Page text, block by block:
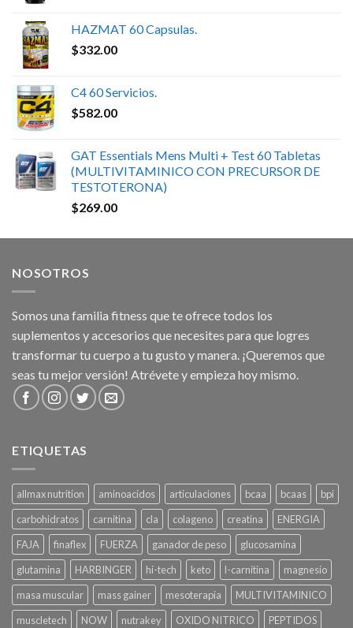
HAZMAT 60 Capsulas.
$332.00
C4 60 Servicios.
$582.00
GAT Essentials Mens Multi + Test 60 Tabletas
(MULTIVITAMINICO CON PRECURSOR DE
TESTOTERONA)
$269.00
NOSOTROS
Somos una familia fitness que te ofrece todos los
suplementos y accesorios que necesites para que logres
transformar tu cuerpo a tu gusto y manera. ¡Queremos que
seas tu mejor versión! Atrévete y empieza hoy mismo.
ETIQUETAS
allmax nutrition aminoacidos articulaciones bcaa bcaas
bpi
carbohidratos
carnitina cla colageno creatina
ENERGIA
FAJA
finaflex FUERZA ganador de peso
glucosamina
glutamina
HARBINGER hi-tech keto l-carnitina
magnesio
masa muscular
mass gainer mesoterapia
MULTIVITAMINICO
muscletech
NOW nutrakey OXIDO NITRICO PEPTIDOS